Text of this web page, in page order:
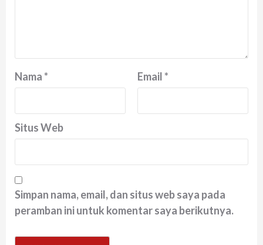
Nama* Email*
Situs Web
Simpan nama, email, dan situs web saya pada
peramban ini untuk komentar saya berikutnya.